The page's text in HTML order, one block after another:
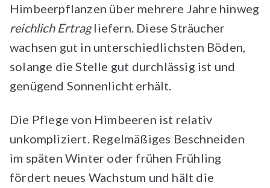
Himbeerpflanzen über mehrere Jahre hinweg
reichlich Ertragliefern. Diese Sträucher
wachsen gut in unterschiedlichsten Böden,
solange die Stelle gut durchlässig ist und
genügend Sonnenlicht erhält.
Die Pflege von Himbeeren ist relativ
unkompliziert. Regelmäßiges Beschneiden
im späten Winter oder frühen Frühling
fördert neues Wachstum und hält die